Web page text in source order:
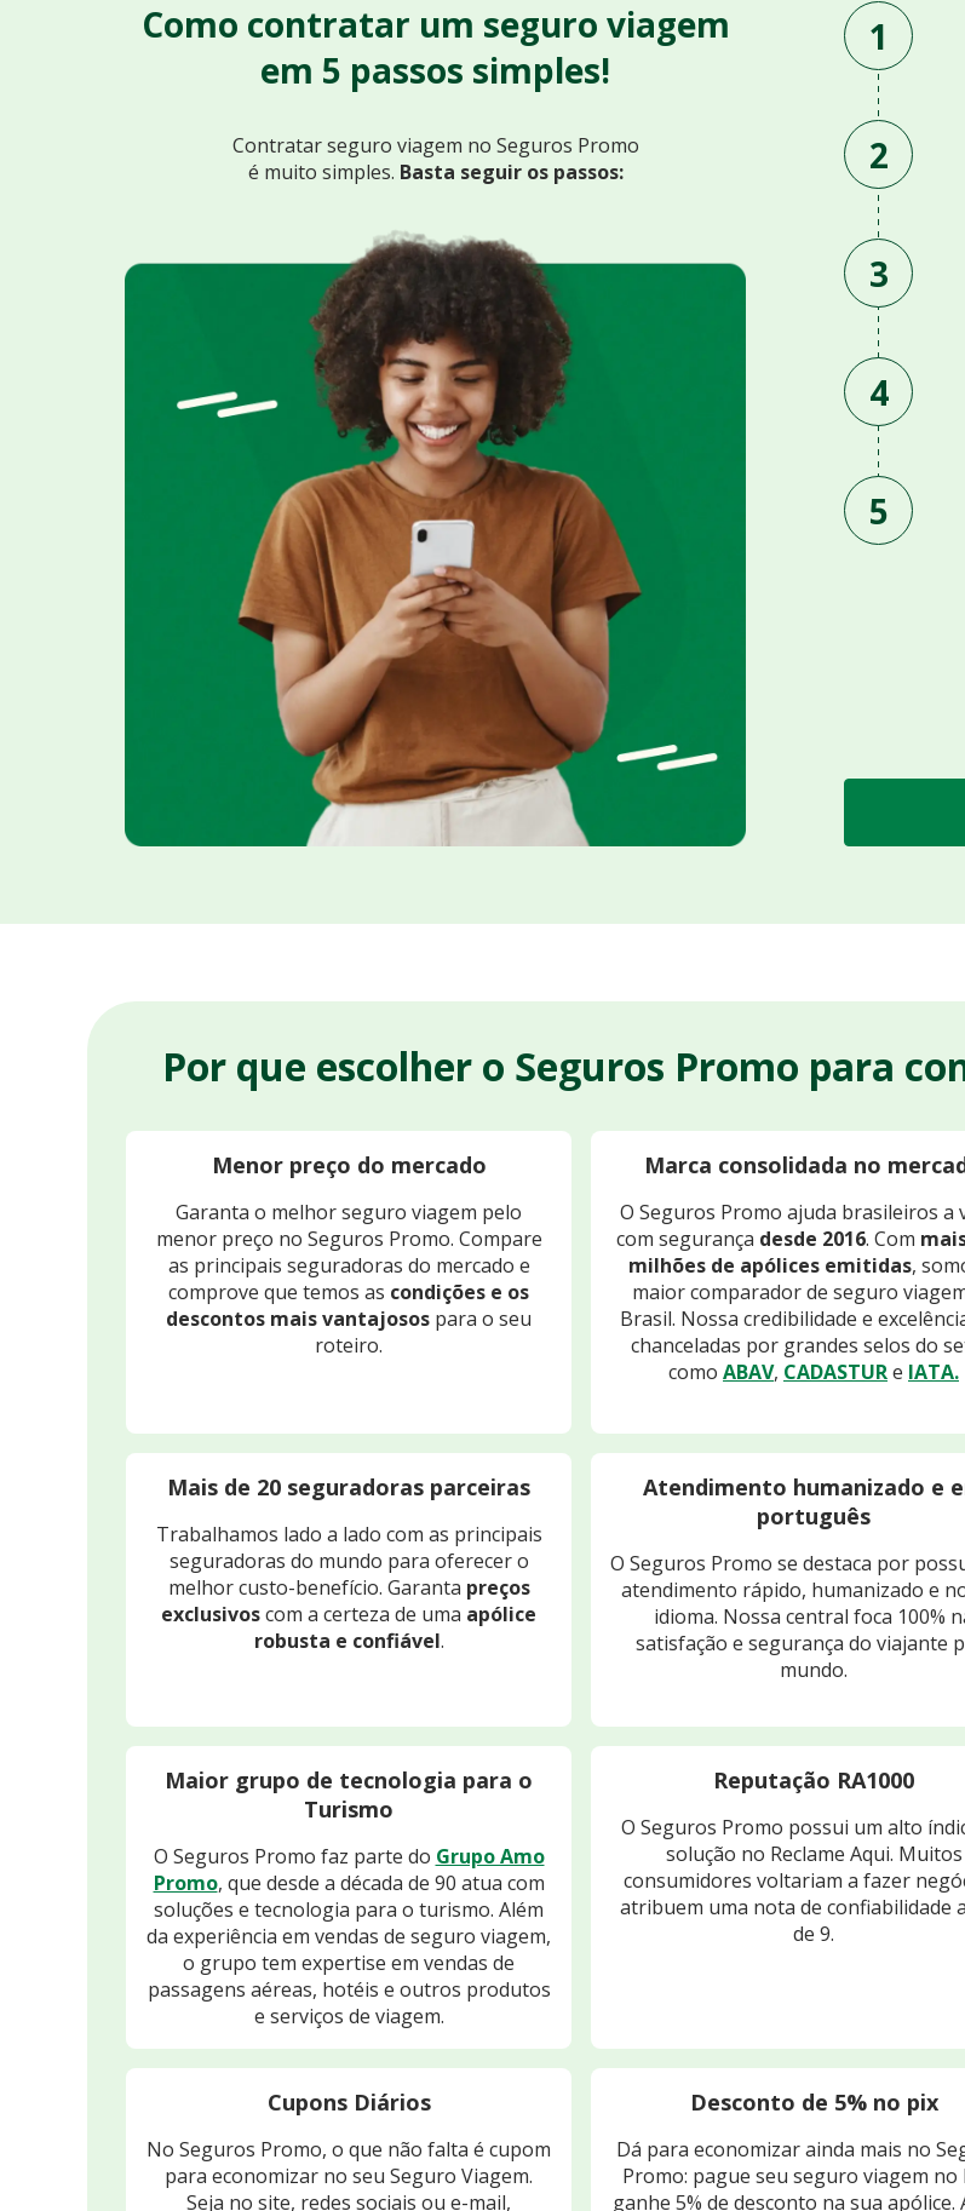
Como contratar um seguro viagem
em 5 passos simples!
Contratar seguro viagem no Seguros Promo
é muito simples. Basta seguir os passos:
1
2
3
4
5
Por que escolher o Seguros Promo para
Menor preço do mercado
Garanta o melhor seguro viagem pelo
menor preço no Seguros Promo. Compare
as principais seguradoras do mercado e
comprove que temos as condições e os
descontos mais vantajosos para o seu
roteiro.
Marca consolidada no
O Seguros Promo ajuda brasileiros a
com segurança desde 2016. Com
milhões de apólices emitidas,
maior comparador de seguro
Brasil. Nossa credibilidade e
chanceladas por grandes selos do
como ABAV, CADASTURe IATA.
Mais de 20 seguradoras parceiras
Trabalhamos lado a lado com as principais
seguradoras do mundo para oferecer o
melhor custo-benefício. Garanta preços
exclusivoscom a certeza de uma apólice
robusta e confiável.
Atendimento humanizado e
português
O Seguros Promo se destaca por
atendimento rápido, humanizado e
idioma. Nossa central foca 100%
satisfação e segurança do viajante
mundo.
Maior grupo de tecnologia para o
Turismo
O Seguros Promo faz parte do Grupo Amo
Promo, que desde a década de 90 atua com
soluções e tecnologia para o turismo. Além
da experiência em vendas de seguro viagem,
o grupo tem expertise em vendas de
passagens aéreas, hotéis e outros produtos
e serviços de viagem.
Reputação RA1000
O Seguros Promo possui um alto
solução no Reclame Aqui. Muitos
consumidores voltariam a fazer
atribuem uma nota de confiabilidade
de 9.
Cupons Diários
No Seguros Promo, o que não falta é cupom
para economizar no seu Seguro Viagem.
Seja no site, redes sociais ou e-mail,
Desconto de 5% no pix
Dá para economizar ainda mais no
Promo: pague seu seguro viagem no
ganhe 5% de desconto na sua apólice.